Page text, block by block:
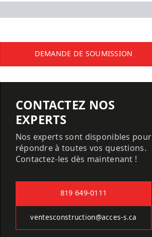
DEMANDE DE SOUMISSION
CONTACTEZ NOS
EXPERTS
Nos experts sont disponibles pour
répondre à toutes vos questions.
Contactez-les dès maintenant !
819 649-0111
ventesconstruction@acces-s.ca